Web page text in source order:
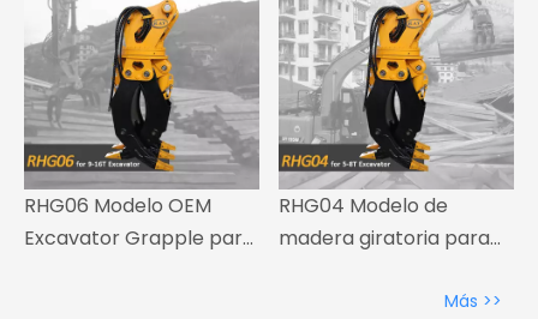
RHG06 Modelo OEM
Excavator Grapple para
RHG04 Modelo de
madera giratoria para
Más >>